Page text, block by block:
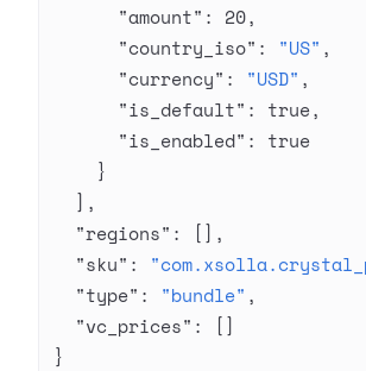
      "amount"
: 20,
      "country_iso"
: "US" ,
      "currency"
: "USD" ,
      "is_default"
: true,
      "is_enabled"
: true
    }
  ],
  "regions"
: [],
  "sku"
:
  "type"
: "bundle" ,
  "vc_prices"
: []
}